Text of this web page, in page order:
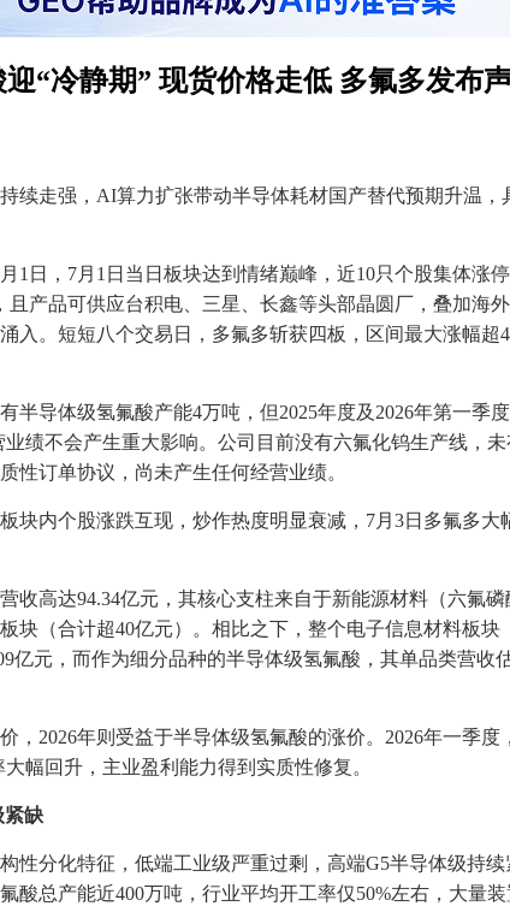
迎“冷静期” 现货价格走低 多氟多发布
续走强，AI算力扩张带动半导体耗材国产替代预期升温，
1日，7月1日当日板块达到情绪巅峰，近10只个股集体涨
产品可供应台积电、三星、长鑫等头部晶圆厂，叠加海
入。短短八个交易日，多氟多斩获四板，区间最大涨幅超
半导体级氢氟酸产能4万吨，但2025年度及2026年第一季
绩不会产生重大影响。公司目前没有六氟化钨生产线，
性订单协议，尚未产生任何经营业绩。
块内个股涨跌互现，炒作热度明显衰减，7月3日多氟多大
收高达94.34亿元，其核心支柱来自于新能源材料（六氟
块（合计超40亿元）。相比之下，整个电子信息材料板块
亿元，而作为细分品种的半导体级氢氟酸，其单品类营收
，2026年则受益于半导体级氢氟酸的涨价。2026年一季度
幅回升，主业盈利能力得到实质性修复。
紧缺
性分化特征，低端工业级严重过剩，高端G5半导体级持
酸总产能近400万吨，行业平均开工率仅50%左右，大量